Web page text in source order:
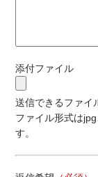
添付ファイル
送信できるファイ
ファイル形式は
す。